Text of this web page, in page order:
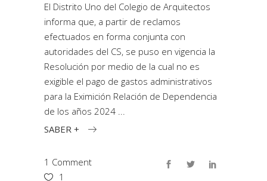
El Distrito Uno del Colegio de Arquitectos
informa que, a partir de reclamos
efectuados en forma conjunta con
autoridades del CS, se puso en vigencia la
Resolución por medio de la cual no es
exigible el pago de gastos administrativos
para la Eximición Relación de Dependencia
de los años 2024
SABER +
1 Comment
1